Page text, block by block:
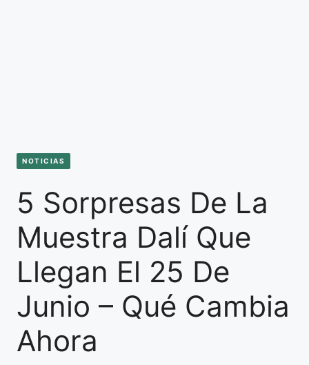
NOTICIAS
5 Sorpresas De La
Muestra Dalí Que
Llegan El 25 De
Junio – Qué Cambia
Ahora